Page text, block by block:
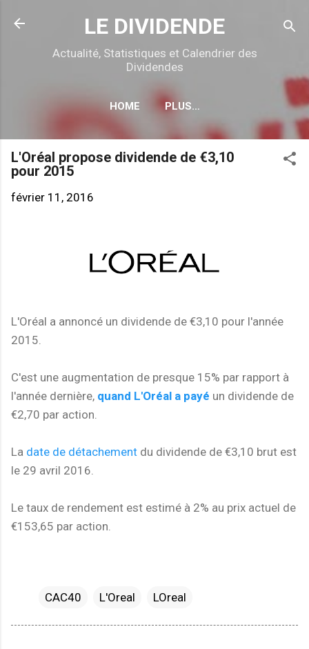
Accéder au contenu principal
LE DIVIDENDE
Actualité, Statistiques et Calendrier des
Dividendes
HOME PLUS…
CALENDRIER DÉTACHEMENTS
L'Oréal propose dividende de €3,10
pour 2015
février 11, 2016
L'Oréal a annoncé un dividende de €3,10 pour l'année
2015.
C'est une augmentation de presque 15% par rapport à
l'année dernière, quand L'Oréal a payé un dividende de
€2,70 par action.
La date de détachement du dividende de €3,10 brut est
le 29 avril 2016.
Le taux de rendement est estimé à 2% au prix actuel de
€153,65 par action.
CAC40 L'Oreal LOreal